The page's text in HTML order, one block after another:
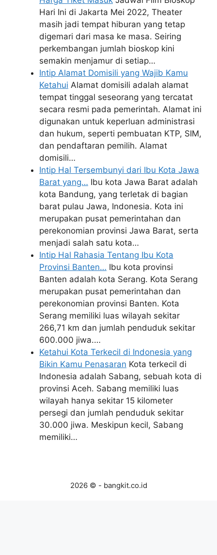
Hari Ini di Jakarta Mei 2022, Theater
masih jadi tempat hiburan yang tetap
digemari dari masa ke masa. Seiring
perkembangan jumlah bioskop kini
semakin menjamur di setiap…
Intip Alamat Domisili yang Wajib Kamu
Ketahui Alamat domisili adalah alamat
tempat tinggal seseorang yang tercatat
secara resmi pada pemerintah. Alamat ini
digunakan untuk keperluan administrasi
dan hukum, seperti pembuatan KTP, SIM,
dan pendaftaran pemilih. Alamat
domisili…
Intip Hal Tersembunyi dari Ibu Kota Jawa
Barat yang… Ibu kota Jawa Barat adalah
kota Bandung, yang terletak di bagian
barat pulau Jawa, Indonesia. Kota ini
merupakan pusat pemerintahan dan
perekonomian provinsi Jawa Barat, serta
menjadi salah satu kota…
Intip Hal Rahasia Tentang Ibu Kota
Provinsi Banten… Ibu kota provinsi
Banten adalah kota Serang. Kota Serang
merupakan pusat pemerintahan dan
perekonomian provinsi Banten. Kota
Serang memiliki luas wilayah sekitar
266,71 km dan jumlah penduduk sekitar
600.000 jiwa.…
Ketahui Kota Terkecil di Indonesia yang
Bikin Kamu Penasaran Kota terkecil di
Indonesia adalah Sabang, sebuah kota di
provinsi Aceh. Sabang memiliki luas
wilayah hanya sekitar 15 kilometer
persegi dan jumlah penduduk sekitar
30.000 jiwa. Meskipun kecil, Sabang
memiliki…
2026 © - bangkit.co.id